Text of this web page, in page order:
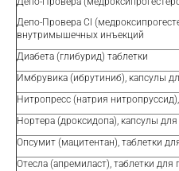
Депо-Провера CI
внутримышечных инъекций
Диабета (глибурид) таблетки
Имбрувика (ибрутиниб), капсулы
Нитропресс (натрия
Нортера (дроксидопа), капсулы
Опсумит (мацитентан), таблетки
Отесла (апремиласт), таблетки для